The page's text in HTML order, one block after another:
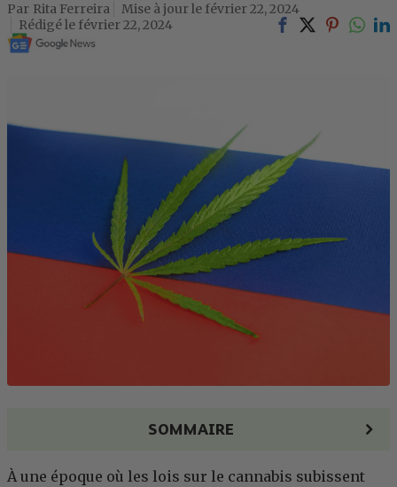
Rita Ferreira
février 22, 2024
février 22, 2024
SOMMAIRE
À une époque où les lois sur le cannabis subissent